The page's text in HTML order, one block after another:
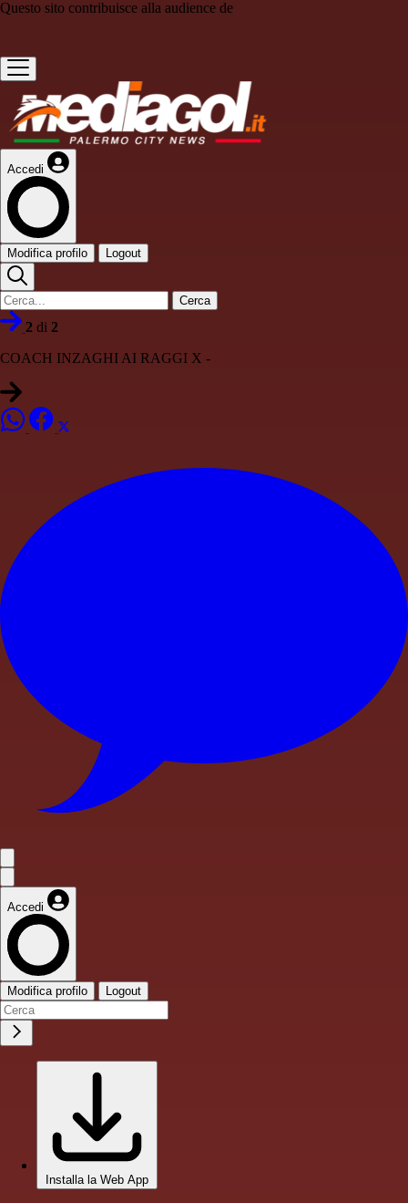
Questo sito contribuisce alla audience de
Accedi
Modifica profilo Logout
Cerca
2 di 2
COACH INZAGHI AI RAGGI X -
Accedi
Modifica profilo Logout
Installa la Web App